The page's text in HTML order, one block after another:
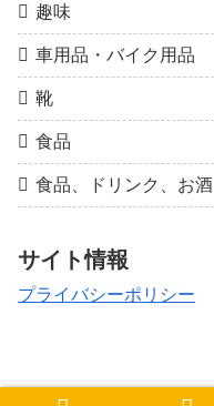
趣味
車用品・バイク用品
靴
食品
食品、ドリンク、お酒
サイト情報
プライバシーポリシー